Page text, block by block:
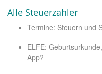
Alle Steuerzahler
Termine: Steuern und
ELFE:
App?